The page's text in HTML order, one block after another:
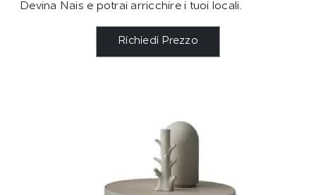
Devina Nais e potrai arricchire i tuoi locali.
Richiedi Prezzo